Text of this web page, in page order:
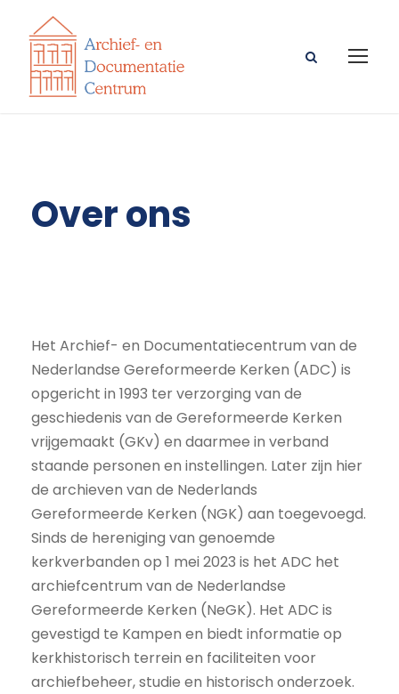
Over ons
Het Archief- en Documentatiecentrum van de
Nederlandse Gereformeerde Kerken (ADC) is
opgericht in 1993 ter verzorging van de
geschiedenis van de Gereformeerde Kerken
vrijgemaakt (GKv) en daarmee in verband
staande personen en instellingen. Later zijn hier
de archieven van de Nederlands
Gereformeerde Kerken (NGK) aan toegevoegd.
Sinds de hereniging van genoemde
kerkverbanden op 1 mei 2023 is het ADC het
archiefcentrum van de Nederlandse
Gereformeerde Kerken (NeGK). Het ADC is
gevestigd te Kampen en biedt informatie op
kerkhistorisch terrein en faciliteiten voor
archiefbeheer, studie en historisch onderzoek.